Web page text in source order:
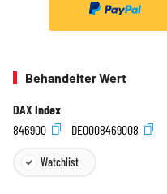
Behandelter Wert
DAX Index
846900
DE0008469008
Watchlist